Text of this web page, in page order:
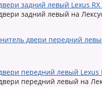
задний левый Lexus RX
задний левый на
передний левый Lexus
передний левый на